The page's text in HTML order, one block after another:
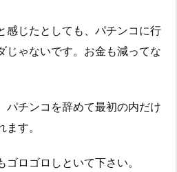
感じたとしても、パチンコに行
じゃないです。お金も減ってな
パチンコを辞めて最初の内だけ
す。
ロゴロしといて下さい。